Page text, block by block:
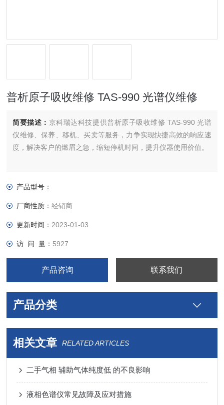
普析原子吸收维修 TAS-990 光谱仪维修
简要描述： 京科瑞达科技提供普析原子吸收维修 TAS-990 光谱
仪维修、保养、移机、买卖等服务，力争实现快捷高效的响应速
度，解决客户的燃眉之急，缩短停机时间，提升仪器使用价值。
产品型号：
厂商性质：经销商
更新时间： 2023-01-03
访 问 量： 5927
产品咨询 联系我们
产品分类
相关文章 RELATED ARTICLES
二手气相 辅助气体纯度低 的不良影响
液相色谱仪常见故障及应对措施